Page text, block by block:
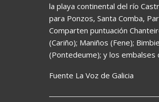
la playa continental del río
para Ponzos, Santa Comba,
Comparten puntuación
(Cariño); Maniños (Fene);
(Pontedeume); y los embalses
Fuente La Voz de Galicia